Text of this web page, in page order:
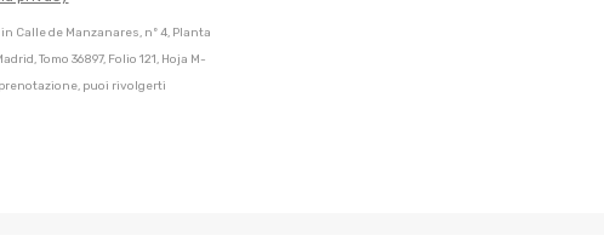
Calle de Manzanares, nº 4, Planta
Tomo 36897, Folio 121, Hoja M-
puoi rivolgerti